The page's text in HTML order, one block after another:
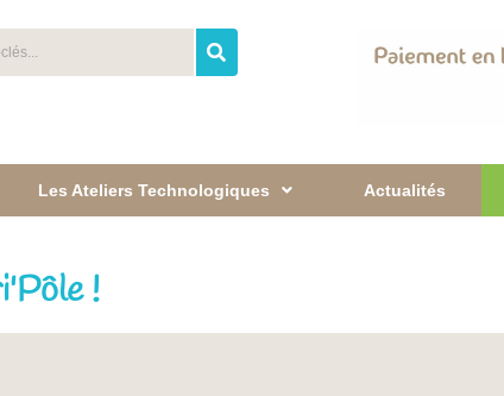
Les Ateliers Technologiques Actualités
!